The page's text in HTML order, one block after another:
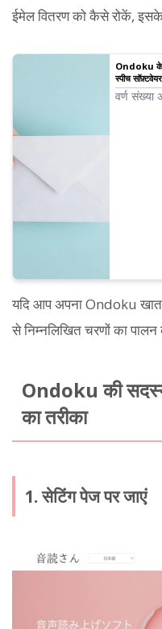
ईमेल वितरण को कैसे रोकें,
Ondoku के
स्पीच
वर्ण
यदि आप अपना Ondoku
से निम्नलिखित चरणों का
Ondoku की
का तरीका
1. सेटिंग पेज पर जाएं